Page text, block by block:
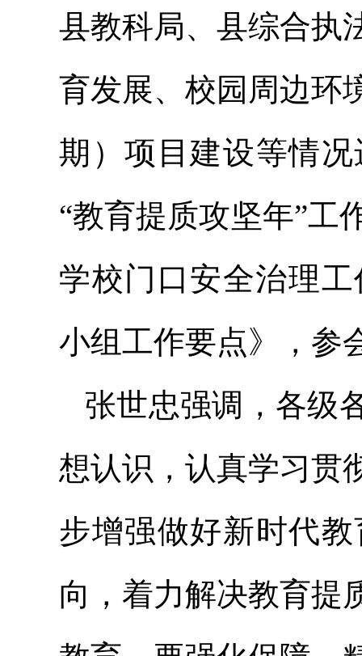
县教科局、县综合执
育发展、校园周边环
期）项目建设等情
“教育提质攻坚年”工
学校门口安全治理
小组工作要点》，参
张世忠强调，各级
想认识，认真学习贯
步增强做好新时代
向，着力解决教育提